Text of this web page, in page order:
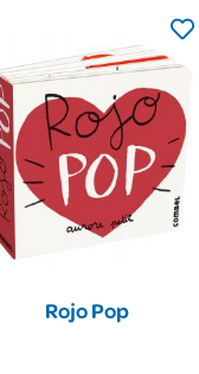
Rojo Pop